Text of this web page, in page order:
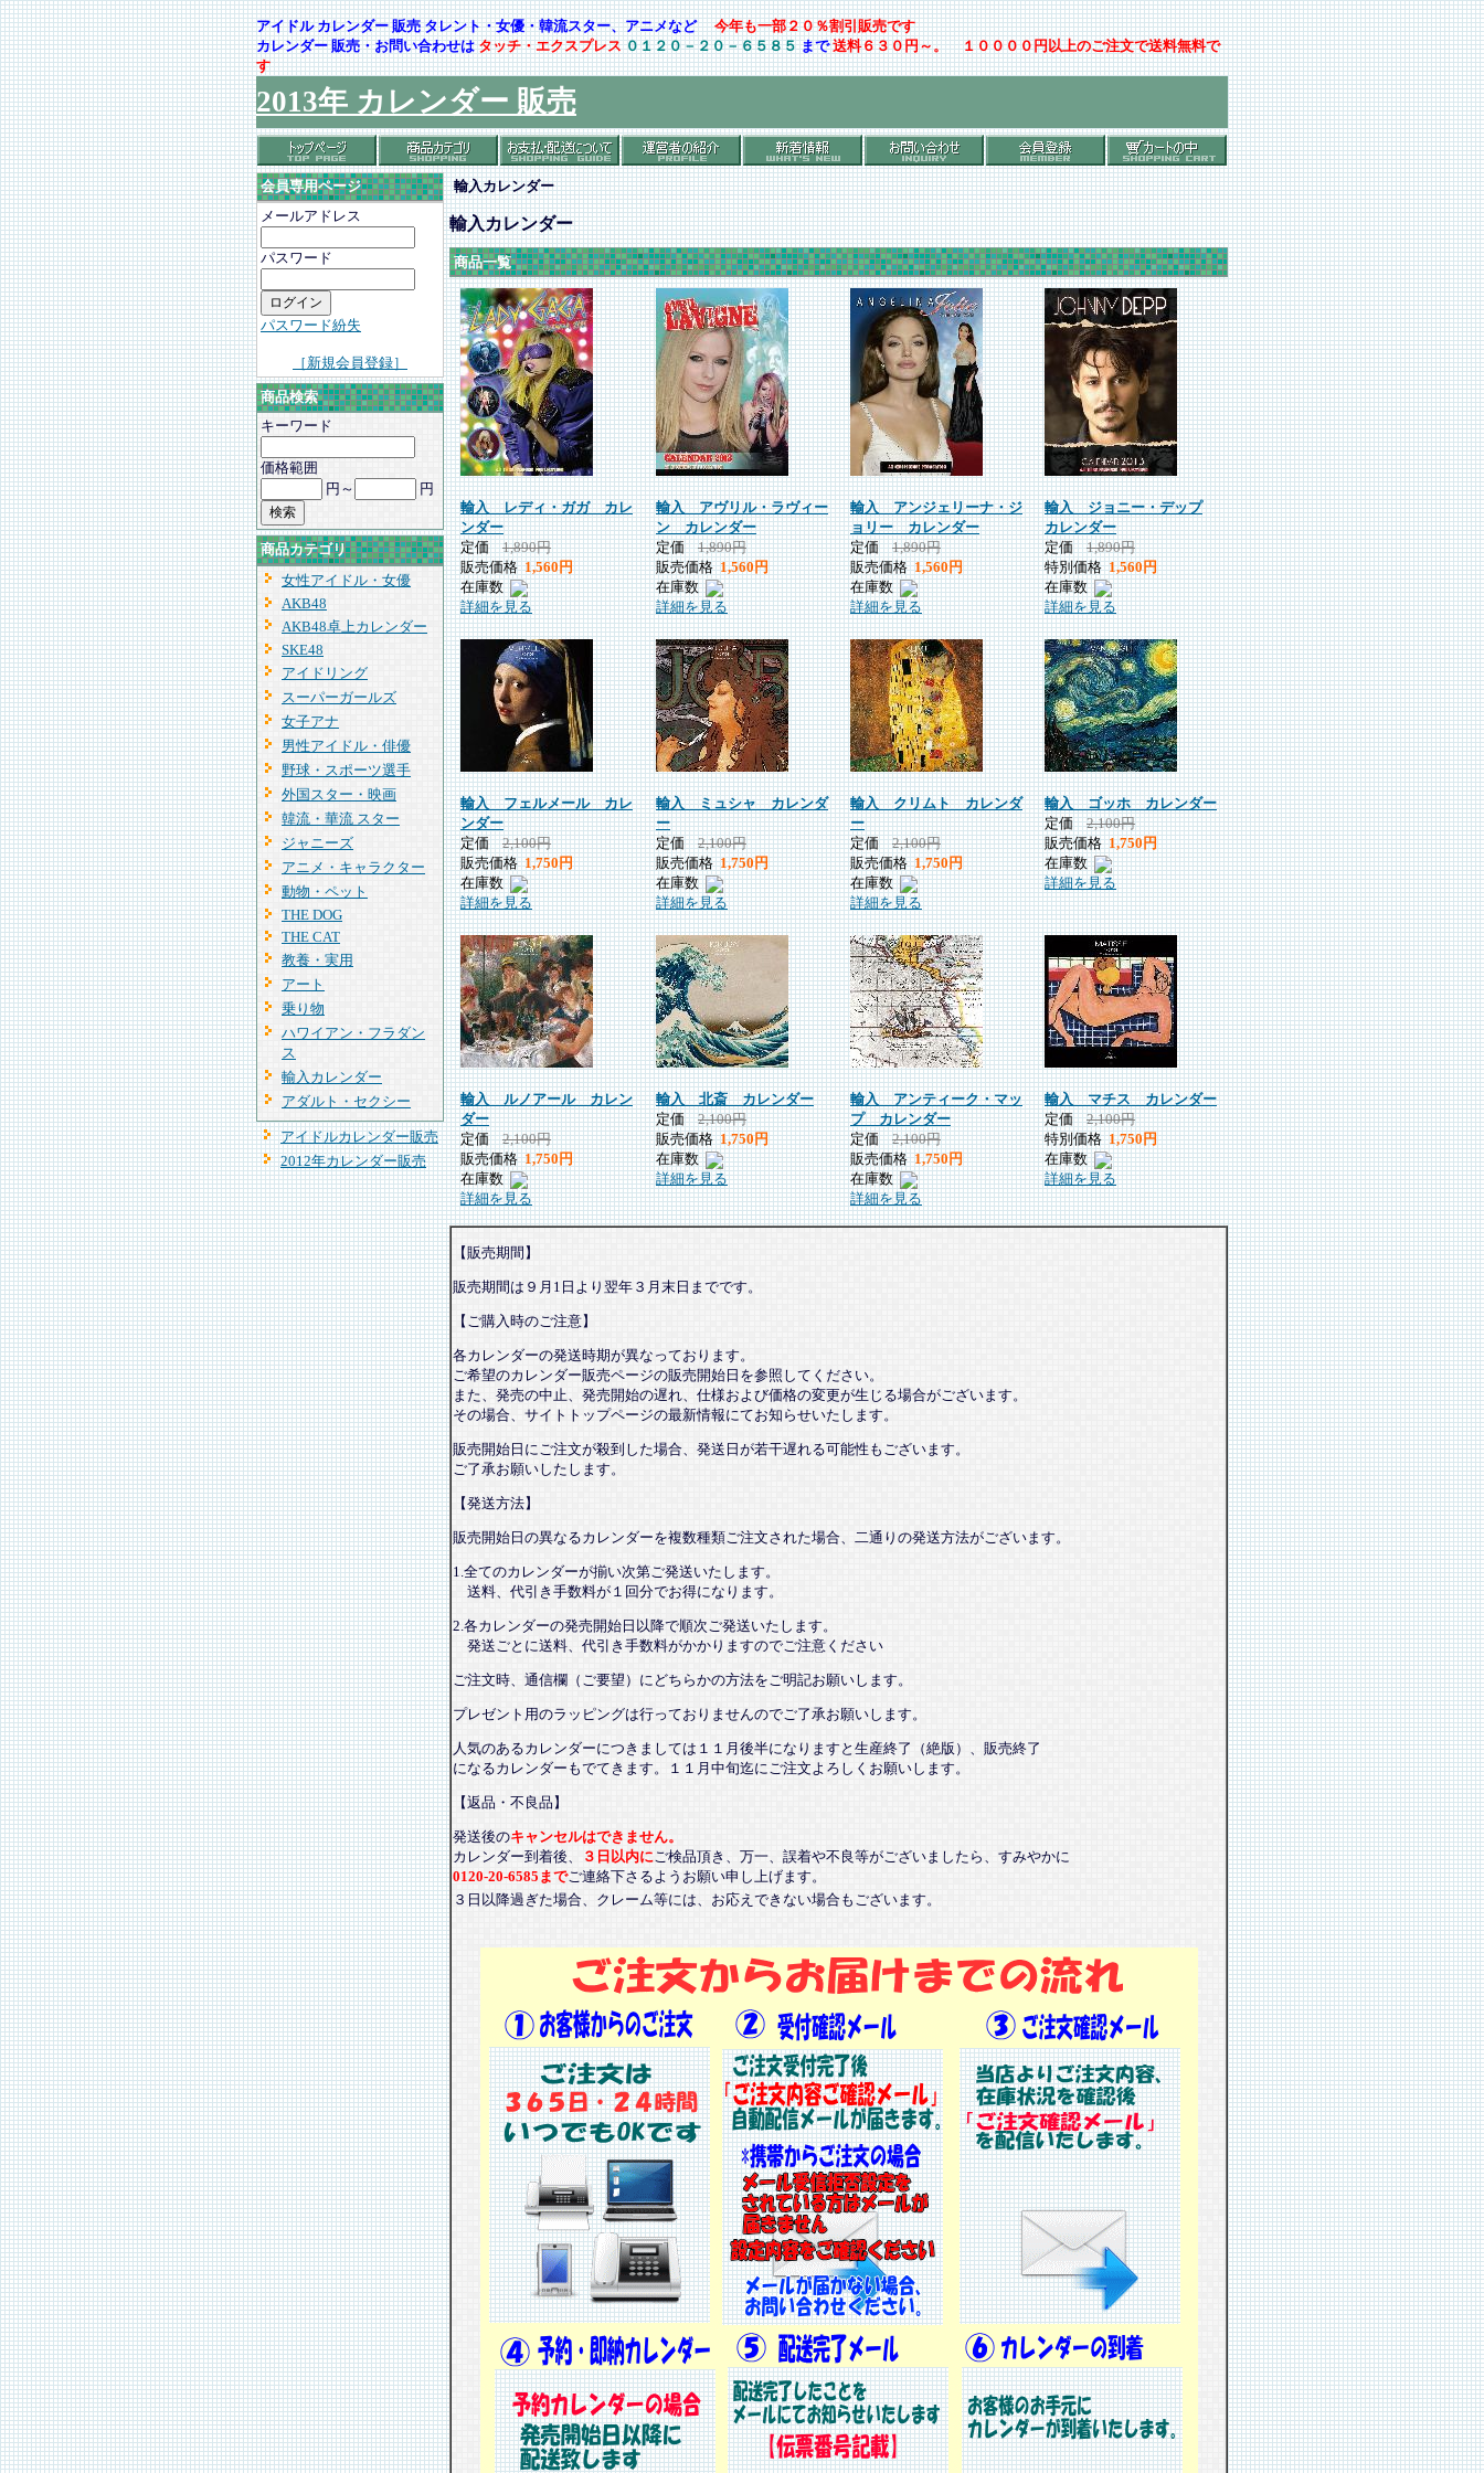
アイドル カレンダー 販売 タレント・女優・韓流スター、アニメなど今年も一部２０％割引販売です
カレンダー 販売・お問い合わせはタッチ・エクスプレス ０１２０－２０－６５８５ まで送料６３０円～。 １００００円以上のご注文で送料無料で
す
2013年 カレンダー 販売
会員専用ページ
メールアドレス
パスワード
パスワード紛失
［新規会員登録］
商品検索
キーワード
価格範囲
円～
円
商品カテゴリ
女性アイドル・女優
AKB48
AKB48卓上カレンダー
SKE48
アイドリング
スーパーガールズ
女子アナ
男性アイドル・俳優
野球・スポーツ選手
外国スター・映画
韓流・華流 スター
ジャニーズ
アニメ・キャラクター
動物・ペット
THE DOG
THE CAT
教養・実用
アート
乗り物
ハワイアン・フラダン
ス
輸入カレンダー
アダルト・セクシー
アイドルカレンダー販売
2012年カレンダー販売
輸入カレンダー
輸入カレンダー
商品一覧
輸入 レディ・ガガ カレ
ンダー
定価1,890円
販売価格1,560円
在庫数
詳細を見る
輸入 アヴリル・ラヴィー
ン カレンダー
定価1,890円
販売価格1,560円
在庫数
詳細を見る
輸入 アンジェリーナ・ジ
ョリー カレンダー
定価1,890円
販売価格1,560円
在庫数
詳細を見る
輸入 ジョニー・デップ
カレンダー
定価1,890円
特別価格1,560円
在庫数
詳細を見る
輸入 フェルメール カレ
ンダー
定価2,100円
販売価格1,750円
在庫数
詳細を見る
輸入 ミュシャ カレンダ
ー
定価2,100円
販売価格1,750円
在庫数
詳細を見る
輸入 クリムト カレンダ
ー
定価2,100円
販売価格1,750円
在庫数
詳細を見る
輸入 ゴッホ カレンダー
定価2,100円
販売価格1,750円
在庫数
詳細を見る
輸入 ルノアール カレン
ダー
定価2,100円
販売価格1,750円
在庫数
詳細を見る
輸入 北斎 カレンダー
定価2,100円
販売価格1,750円
在庫数
詳細を見る
輸入 アンティーク・マッ
プ カレンダー
定価2,100円
販売価格1,750円
在庫数
詳細を見る
輸入 マチス カレンダー
定価2,100円
特別価格1,750円
在庫数
詳細を見る
【販売期間】
販売期間は９月1日より翌年３月末日までです。
【ご購入時のご注意】
各カレンダーの発送時期が異なっております。
ご希望のカレンダー販売ページの販売開始日を参照してください。
また、発売の中止、発売開始の遅れ、仕様および価格の変更が生じる場合がございます。
その場合、サイトトップページの最新情報にてお知らせいたします。
販売開始日にご注文が殺到した場合、発送日が若干遅れる可能性もございます。
ご了承お願いしたします。
【発送方法】
販売開始日の異なるカレンダーを複数種類ご注文された場合、二通りの発送方法がございます。
1.全てのカレンダーが揃い次第ご発送いたします。
送料、代引き手数料が１回分でお得になります。
2.各カレンダーの発売開始日以降で順次ご発送いたします。
発送ごとに送料、代引き手数料がかかりますのでご注意ください
ご注文時、通信欄（ご要望）にどちらかの方法をご明記お願いします。
プレゼント用のラッピングは行っておりませんのでご了承お願いします。
人気のあるカレンダーにつきましては１１月後半になりますと生産終了（絶版）、販売終了
になるカレンダーもでてきます。１１月中旬迄にご注文よろしくお願いします。
【返品・不良品】
発送後のキャンセルはできません。
カレンダー到着後、
３日以内に ご検品頂き、万一、誤着や不良等がございましたら、すみやかに
0120-20-6585までご連絡下さるようお願い申し上げます。
３日以降過ぎた場合、クレーム等には、お応えできない場合もございます。